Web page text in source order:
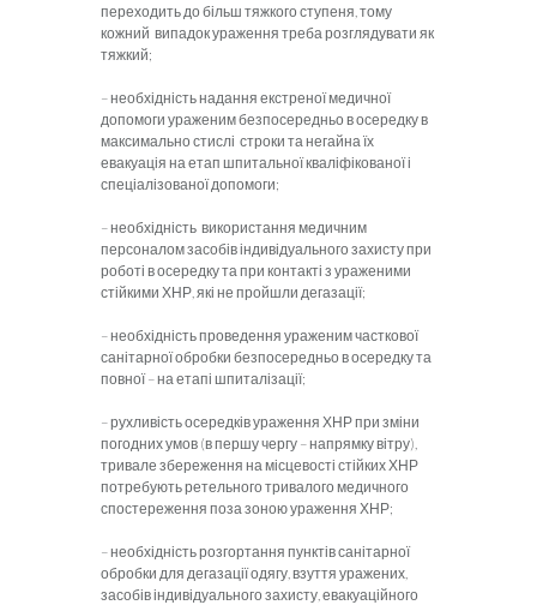
переходить до більш тяжкого ступеня, тому
кожний випадок ураження треба розглядувати як
тяжкий;
– необхідність надання екстреної медичної
допомоги ураженим безпосередньо в осередку в
максимально стислі строки та негайна їх
евакуація на етап шпитальної кваліфікованої і
спеціалізованої допомоги;
– необхідність використання медичним
персоналом засобів індивідуального захисту при
роботі в осередку та при контакті з ураженими
стійкими ХНР, які не пройшли дегазації;
– необхідність проведення ураженим часткової
санітарної обробки безпосередньо в осередку та
повної – на етапі шпиталізації;
– рухливість осередків ураження ХНР при зміни
погодних умов (в першу чергу – напрямку вітру),
тривале збереження на місцевості стійких ХНР
потребують ретельного тривалого медичного
спостереження поза зоною ураження ХНР;
– необхідність розгортання пунктів санітарної
обробки для дегазації одягу, взуття уражених,
засобів індивідуального захисту, евакуаційного